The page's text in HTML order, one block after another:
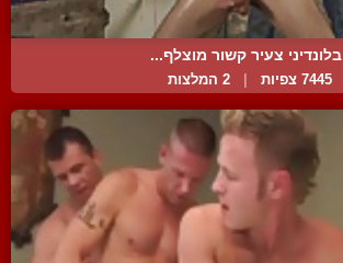
בלונדיני צעיר קשור מוצלף...
7445 צפיות 2 המלצות